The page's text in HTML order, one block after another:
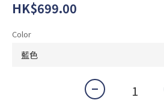
HK$699.00
Color